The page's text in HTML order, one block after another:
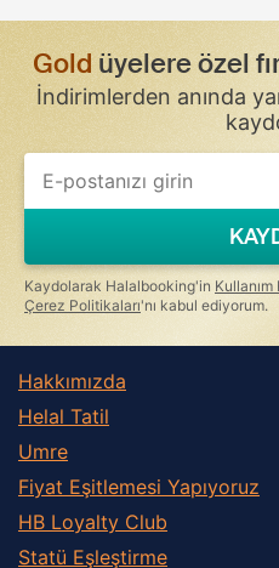
Goldüyelere özel
İndirimlerden anında
If
you
ignore
this
field
Kaydolarak Halalbooking'in Kullanım
Çerez Politikaları'nı kabul ediyorum.
Hakkımızda
Helal Tatil
Umre
Fiyat Eşitlemesi Yapıyoruz
HB Loyalty Club
Statü Eşleştirme